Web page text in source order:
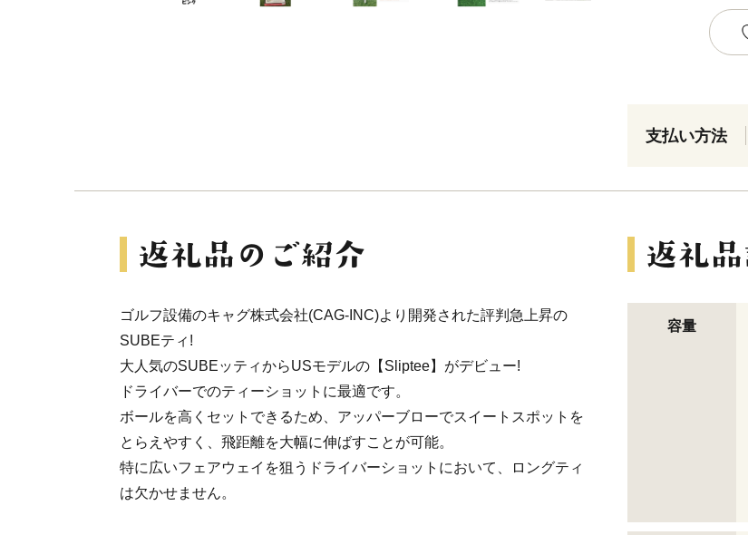
支払い方法
ゴルフ設備のキャグ株式会社(CAG-INC)より開発された評判急上昇の
SUBEティ!
大人気のSUBEッティからUSモデルの【Sliptee】がデビュー!
ドライバーでのティーショットに最適です。
ボールを高くセットできるため、アッパーブローでスイートスポットを
とらえやすく、飛距離を大幅に伸ばすことが可能。
特に広いフェアウェイを狙うドライバーショットにおいて、ロングティ
は欠かせません。
容量